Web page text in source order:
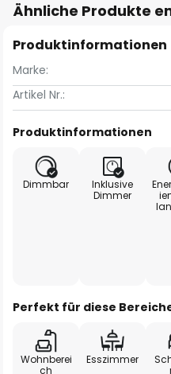
Ähnliche Produkte
Produktinformationen
Marke:
Artikel Nr.:
Produktinformationen
Dimmbar
Inklusive
Dimmer
Perfekt für diese
Wohnberei
ch
Esszimmer